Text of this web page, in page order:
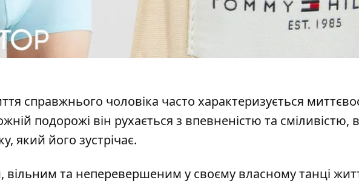
справжнього чоловіка часто характеризується
подорожі він рухається з впевненістю та сміливістю,
який його зустрічає.
вільним та неперевершеним у своєму власному танці